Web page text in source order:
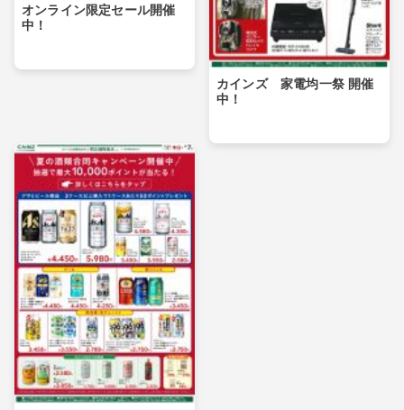
オンライン限定セール開催
中！
カインズ 家電均一祭 開催
中！